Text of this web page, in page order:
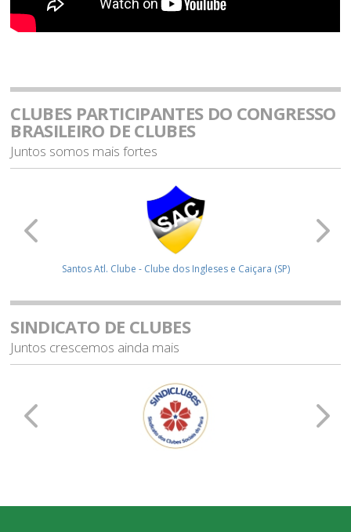
CLUBES PARTICIPANTES DO CONGRESSO
BRASILEIRO DE CLUBES
Juntos somos mais fortes
Praia Clube (MG)
SINDICATO DE CLUBES
Juntos crescemos ainda mais